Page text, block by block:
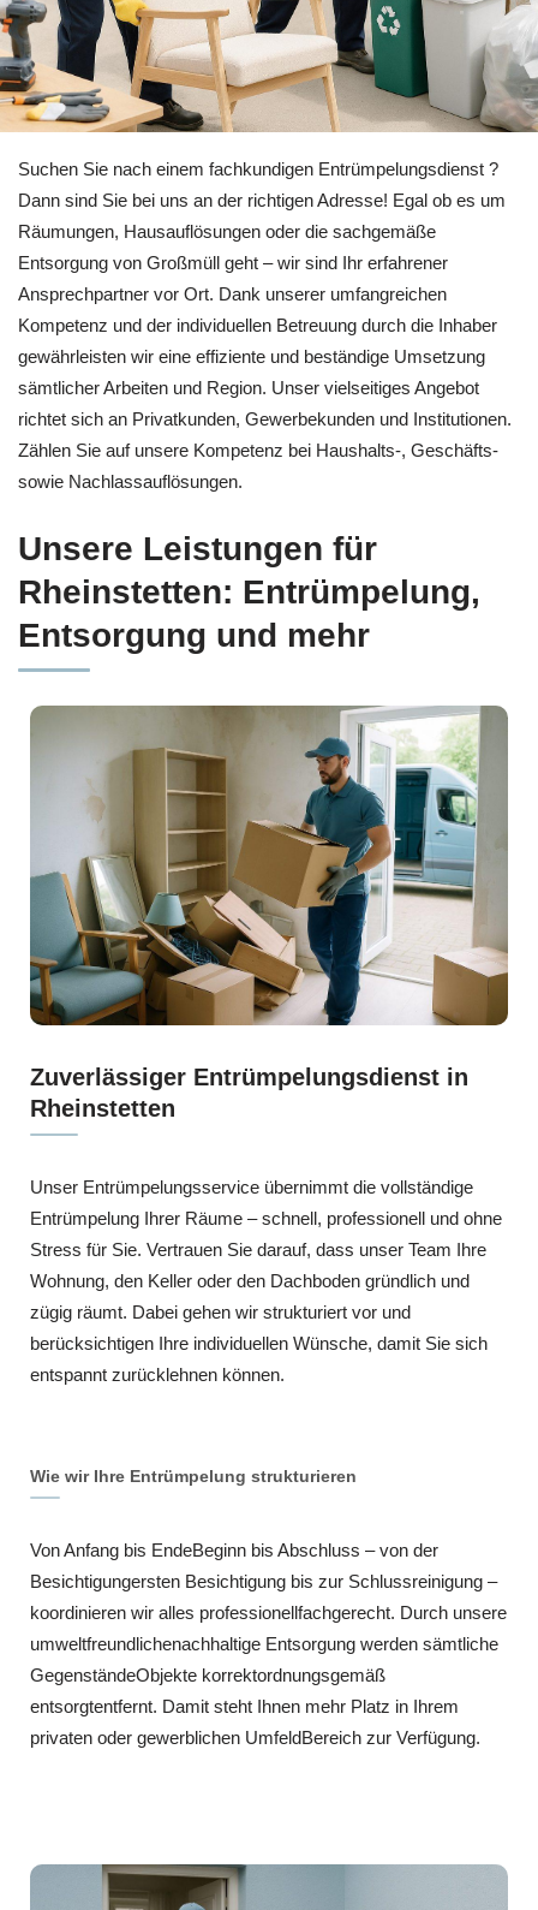
Sie brauchen Entrümpelung in Rheinstetten?
Suchen Sie nach einem fachkundigen Entrümpelungsdienst ?
Dann sind Sie bei uns an der richtigen Adresse! Egal ob es um
Räumungen, Hausauflösungen oder die sachgemäße
Entsorgung von Großmüll geht – wir sind Ihr erfahrener
Ansprechpartner vor Ort. Dank unserer umfangreichen
Kompetenz und der individuellen Betreuung durch die Inhaber
gewährleisten wir eine effiziente und beständige Umsetzung
sämtlicher Arbeiten und Region. Unser vielseitiges Angebot
richtet sich an Privatkunden, Gewerbekunden und Institutionen.
Zählen Sie auf unsere Kompetenz bei Haushalts-, Geschäfts-
sowie Nachlassauflösungen.
Unsere Leistungen für
Rheinstetten: Entrümpelung,
Entsorgung und mehr
Zuverlässiger Entrümpelungsdienst in
Rheinstetten
Unser Entrümpelungsservice übernimmt die vollständige
Entrümpelung Ihrer Räume – schnell, professionell und ohne
Stress für Sie. Vertrauen Sie darauf, dass unser Team Ihre
Wohnung, den Keller oder den Dachboden gründlich und
zügig räumt. Dabei gehen wir strukturiert vor und
berücksichtigen Ihre individuellen Wünsche, damit Sie sich
entspannt zurücklehnen können.
Wie wir Ihre Entrümpelung strukturieren
Von Anfang bis EndeBeginn bis Abschluss – von der
Besichtigungersten Besichtigung bis zur Schlussreinigung –
koordinieren wir alles professionellfachgerecht. Durch unsere
umweltfreundlichenachhaltige Entsorgung werden sämtliche
GegenständeObjekte korrektordnungsgemäß
entsorgtentfernt. Damit steht Ihnen mehr Platz in Ihrem
privaten oder gewerblichen UmfeldBereich zur Verfügung.